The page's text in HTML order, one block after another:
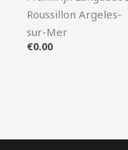
Roussillon Argeles-
sur-Mer
€0.00